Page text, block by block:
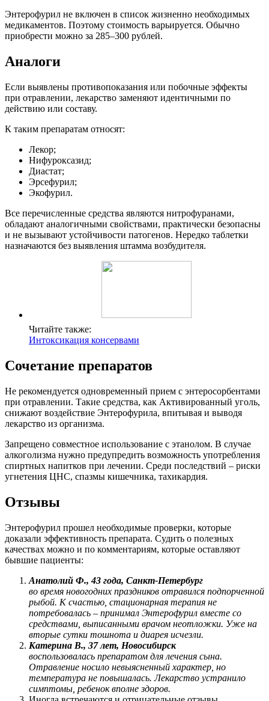
Энтерофурил не включен в список жизненно необходимых
медикаментов. Поэтому стоимость варьируется. Обычно
приобрести можно за 285–300 рублей.
Аналоги
Если выявлены противопоказания или побочные эффекты
при отравлении, лекарство заменяют идентичными по
действию или составу.
К таким препаратам относят:
Лекор;
Нифуроксазид;
Диастат;
Эрсефурил;
Экофурил.
Все перечисленные средства являются нитрофуранами,
обладают аналогичными свойствами, практически безопасны
и не вызывают устойчивости патогенов. Нередко таблетки
назначаются без выявления штамма возбудителя.
Читайте также:
Интоксикация консервами
Сочетание препаратов
Не рекомендуется одновременный прием с энтеросорбентами
при отравлении. Такие средства, как Активированный уголь,
снижают воздействие Энтерофурила, впитывая и выводя
лекарство из организма.
Запрещено совместное использование с этанолом. В случае
алкоголизма нужно предупредить возможность употребления
спиртных напитков при лечении. Среди последствий – риски
угнетения ЦНС, спазмы кишечника, тахикардия.
Отзывы
Энтерофурил прошел необходимые проверки, которые
доказали эффективность препарата. Судить о полезных
качествах можно и по комментариям, которые оставляют
бывшие пациенты:
Анатолий Ф., 43 года, Санкт-Петербург
во время новогодних праздников отравился подпорченной
рыбой. К счастью, стационарная терапия не
потребовалась – принимал Энтерофурил вместе со
средствами, выписанными врачом неотложки. Уже на
вторые сутки тошнота и диарея исчезли.
Катерина В., 37 лет, Новосибирск
воспользовалась препаратом для лечения сына.
Отравление носило невыясненный характер, но
температура не повышалась. Лекарство устранило
симптомы, ребенок вполне здоров.